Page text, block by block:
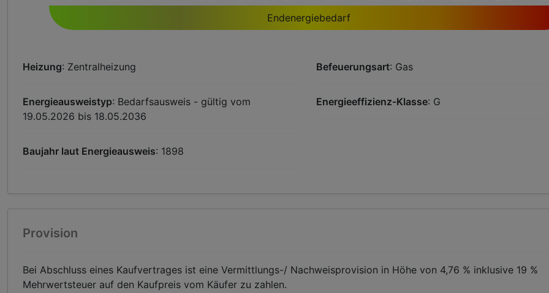
Endenergiebedarf
Heizung: Zentralheizung Befeuerungsart: Gas
Energieausweistyp: Bedarfsausweis - gültig vom
19.05.2026 bis 18.05.2036
Energieeffizienz-Klasse: G
Baujahr laut Energieausweis: 1898
Provision
Bei Abschluss eines Kaufvertrages ist eine Vermittlungs-/ Nachweisprovision in Höhe von 4,76 % inklusive 19 %
Mehrwertsteuer auf den Kaufpreis vom Käufer zu zahlen.